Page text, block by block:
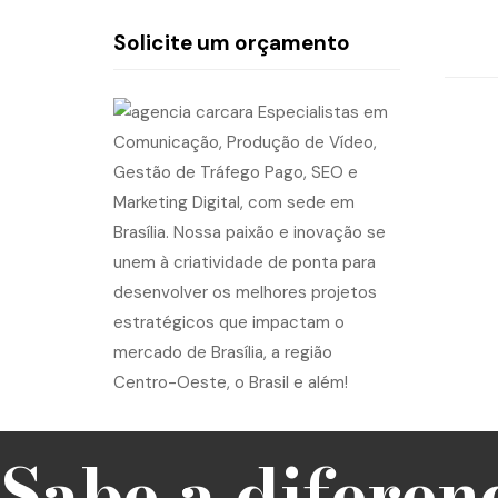
Solicite um orçamento